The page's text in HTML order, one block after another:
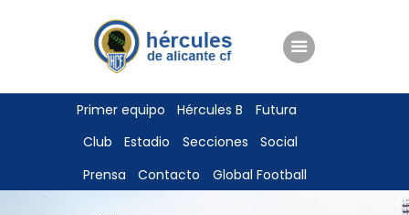
Primer equipo Hércules B
Futura
Club
Estadio Secciones
Social
Prensa
Contacto Global Football
ENTRADAS
TIENDA
HÉRCULESCF100